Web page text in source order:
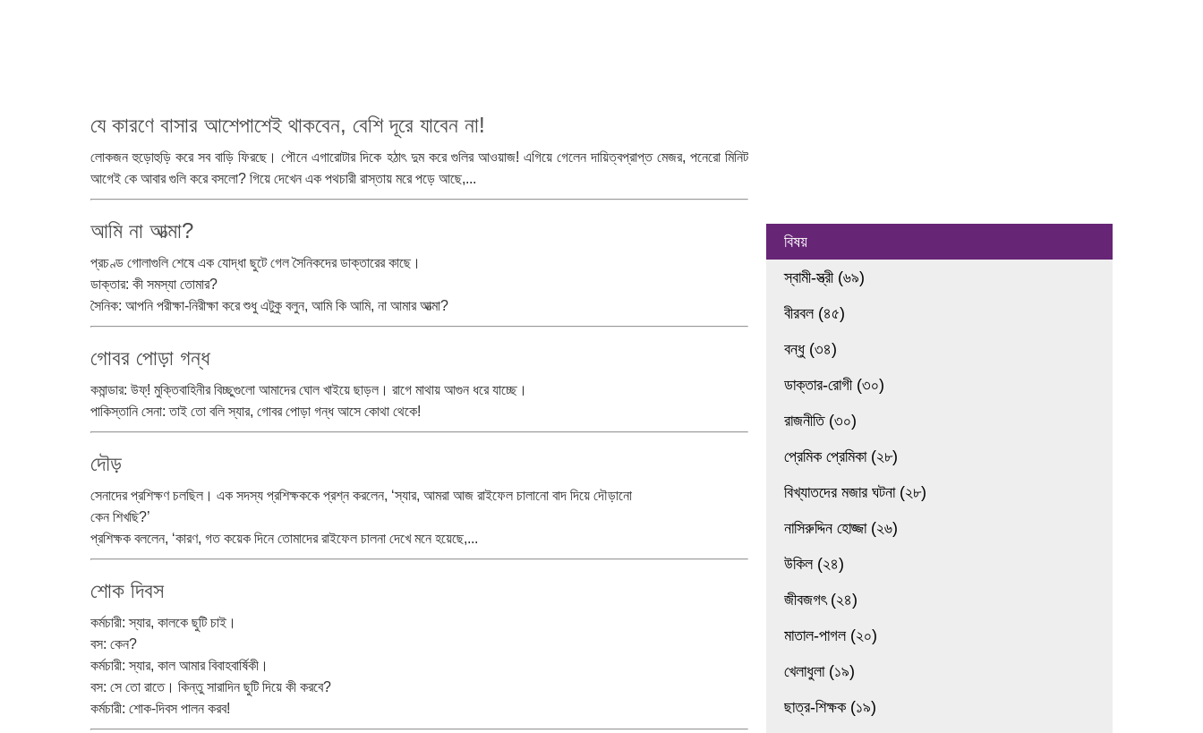
যে কারণে বাসার আশেপাশেই থাকবেন, বেশি দূরে যাবেন না!
লোকজন হুড়োহুড়ি করে সব বাড়ি ফিরছে। পৌনে এগারোটার দিকে হঠাৎ দুম করে গুলির আওয়াজ! এগিয়ে গেলেন দায়িত্বপ্রাপ্ত মেজর, পনেরো মিনিট
আগেই কে আবার গুলি করে বসলো? গিয়ে দেখেন এক পথচারী রাস্তায় মরে পড়ে আছে,...
আমি না আত্মা?
প্রচণ্ড গোলাগুলি শেষে এক যোদ্ধা ছুটে গেল সৈনিকদের ডাক্তারের কাছে।
ডাক্তার: কী সমস্যা তোমার?
সৈনিক: আপনি পরীক্ষা-নিরীক্ষা করে শুধু এটুকু বলুন, আমি কি আমি, না আমার আত্মা?
গোবর পোড়া গন্ধ
কমান্ডার: উফ্! মুক্তিবাহিনীর বিচ্ছুগুলো আমাদের ঘোল খাইয়ে ছাড়ল। রাগে মাথায় আগুন ধরে যাচ্ছে।
পাকিস্তানি সেনা: তাই তো বলি স্যার, গোবর পোড়া গন্ধ আসে কোথা থেকে!
দৌড়
সেনাদের প্রশিক্ষণ চলছিল। এক সদস্য প্রশিক্ষককে প্রশ্ন করলেন, ‘স্যার, আমরা আজ রাইফেল চালানো বাদ দিয়ে দৌড়ানো
কেন শিখছি?’
প্রশিক্ষক বললেন, ‘কারণ, গত কয়েক দিনে তোমাদের রাইফেল চালনা দেখে মনে হয়েছে,...
শোক দিবস
কর্মচারী: স্যার, কালকে ছুটি চাই।
বস: কেন?
কর্মচারী: স্যার, কাল আমার বিবাহবার্ষিকী।
বস: সে তো রাতে। কিন্তু সারাদিন ছুটি দিয়ে কী করবে?
কর্মচারী: শোক-দিবস পালন করব!
বিষয়
স্বামী-স্ত্রী (৬৯)
বীরবল (৪৫)
বন্ধু (৩৪)
ডাক্তার-রোগী (৩০)
রাজনীতি (৩০)
প্রেমিক প্রেমিকা (২৮)
বিখ্যাতদের মজার ঘটনা (২৮)
নাসিরুদ্দিন হোজ্জা (২৬)
উকিল (২৪)
জীবজগৎ (২৪)
মাতাল-পাগল (২০)
খেলাধুলা (১৯)
ছাত্র-শিক্ষক (১৯)